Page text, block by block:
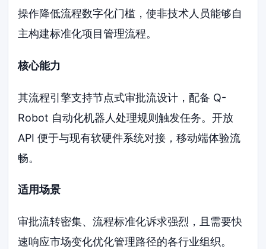
操作降低流程数字化门槛，使非技术人员能够自
主构建标准化项目管理流程。
核心能力
其流程引擎支持节点式审批流设计，配备 Q-
Robot 自动化机器人处理规则触发任务。开放
API 便于与现有软硬件系统对接，移动端体验流
畅。
适用场景
审批流转密集、流程标准化诉求强烈，且需要快
速响应市场变化优化管理路径的各行业组织。